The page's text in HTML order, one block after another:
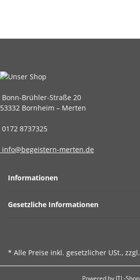
Bonn-Brühler-Straße 20
53332 Bornheim – Merten
0172 8737325
info@begeistern-merten.de
Informationen
Gesetzliche Informationen
* Alle Preise inkl. gesetzlicher USt., zzgl.
Powered by JTL-Shop